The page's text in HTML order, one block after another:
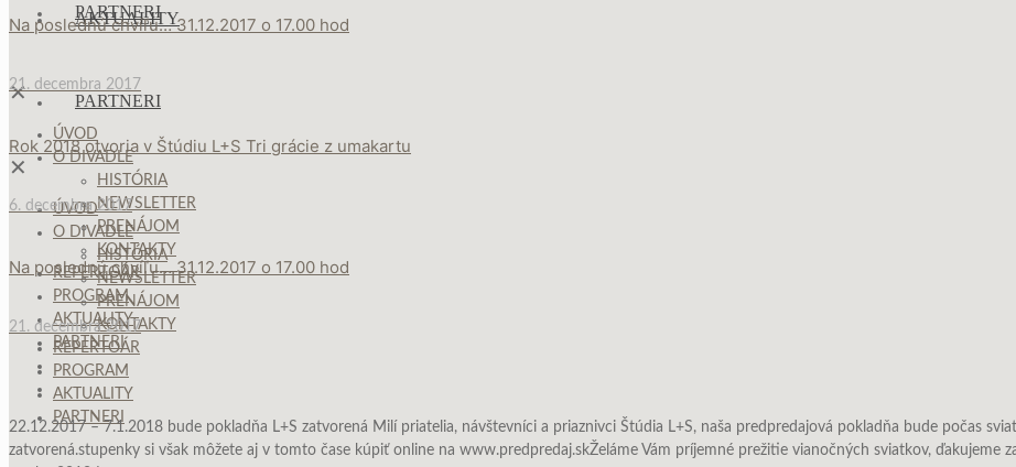
AKTUALITY
PARTNERI
✕
ÚVOD
O DIVADLE
HISTÓRIA
NEWSLETTER
PRENÁJOM
KONTAKTY
REPERTOÁR
PROGRAM
AKTUALITY
PARTNERI
PARTNERI
✕
ÚVOD
O DIVADLE
HISTÓRIA
NEWSLETTER
PRENÁJOM
KONTAKTY
REPERTOÁR
PROGRAM
AKTUALITY
PARTNERI
Na poslednú chvíľu… 31.12.2017 o 17.00 hod
21. decembra 2017
Rok 2018 otvoria v Štúdiu L+S Tri grácie z umakartu
6. decembra 2017
Na poslednú chvíľu… 31.12.2017 o 17.00 hod
21. decembra 2017
22.12.2017 – 7.1.2018 bude pokladňa L+S zatvorená Milí priatelia, návštevníci a priaznivci Štúdia L+S, naša predpredajová pokladňa bude počas
zatvorená.stupenky si však môžete aj v tomto čase kúpiť online na www.predpredaj.skŽeláme Vám príjemné prežitie vianočných sviatkov, ďakujeme